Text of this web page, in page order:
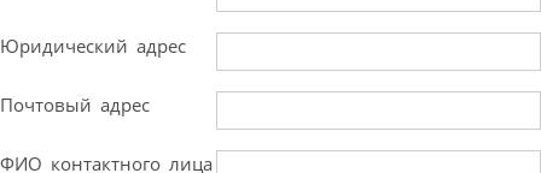
Юридический адрес
Почтовый адрес
ФИО контактного лица